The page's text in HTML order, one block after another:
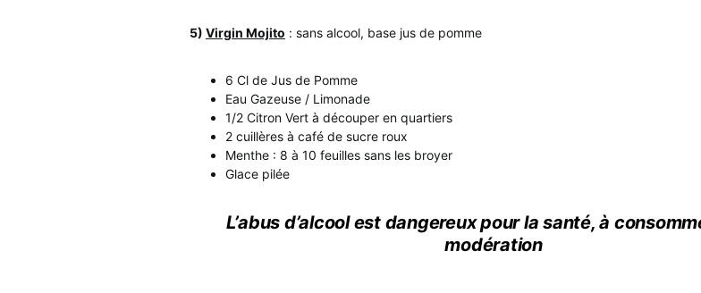
5) Virgin Mojito : sans alcool, base jus de pomme
6 Cl de Jus de Pomme
Eau Gazeuse / Limonade
1/2 Citron Vert à découper en quartiers
2 cuillères à café de sucre roux
Menthe : 8 à 10 feuilles sans les broyer
Glace pilée
L’abus d’alcool est dangereux pour la santé, à
modération